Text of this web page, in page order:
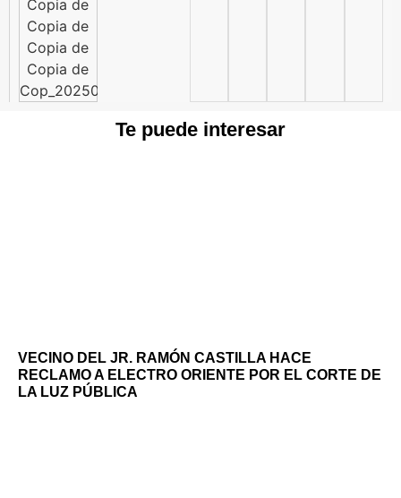
Te puede interesar
VECINO DEL JR. RAMÓN CASTILLA HACE
RECLAMO A ELECTRO ORIENTE POR EL CORTE DE
LA LUZ PÚBLICA